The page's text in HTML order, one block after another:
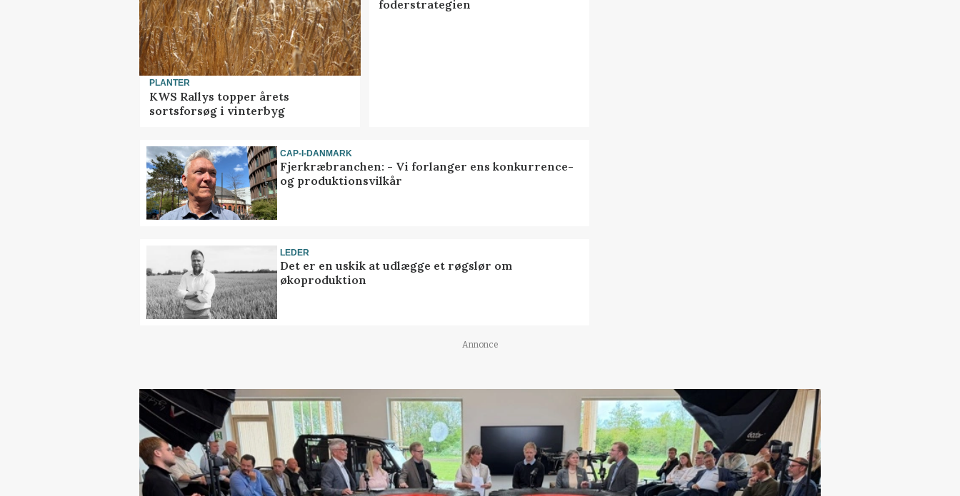
PLANTER
KWS Rallys topper årets
sortsforsøg i vinterbyg
foderstrategien
CAP-I-DANMARK
Fjerkræbranchen: - Vi forlanger ens konkurrence-
og produktionsvilkår
LEDER
Det er en uskik at udlægge et røgslør om
økoproduktion
Annonce